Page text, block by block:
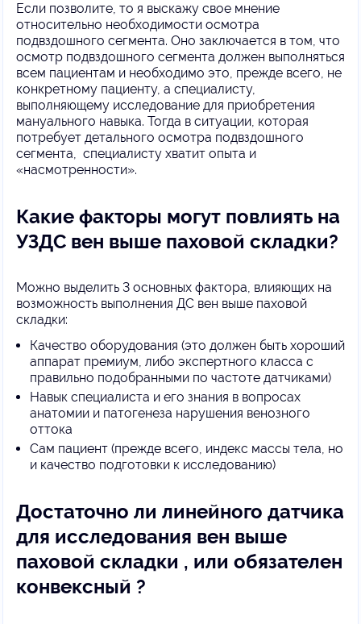
Если позволите, то я выскажу свое мнение
относительно необходимости осмотра
подвздошного сегмента. Оно заключается в том, что
осмотр подвздошного сегмента должен выполняться
всем пациентам и необходимо это, прежде всего, не
конкретному пациенту, а специалисту,
выполняющему исследование для приобретения
мануального навыка. Тогда в ситуации, которая
потребует детального осмотра подвздошного
сегмента, специалисту хватит опыта и
«насмотренности».
Какие факторы могут повлиять на
УЗДС вен выше паховой складки?
Можно выделить 3 основных фактора, влияющих на
возможность выполнения ДС вен выше паховой
складки:
Качество оборудования (это должен быть хороший
аппарат премиум, либо экспертного класса с
правильно подобранными по частоте датчиками)
Навык специалиста и его знания в вопросах
анатомии и патогенеза нарушения венозного
оттока
Сам пациент (прежде всего, индекс массы тела, но
и качество подготовки к исследованию)
Достаточно ли линейного датчика
для исследования вен выше
паховой складки , или обязателен
конвексный ?